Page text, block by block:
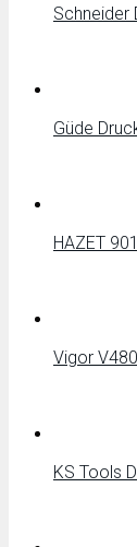
Schneider
Güde
HAZET
Vigor
KS Tools